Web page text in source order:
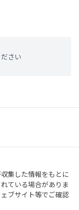
さい
集した情報をもとに
ている場合がありま
ブサイト等でご確認